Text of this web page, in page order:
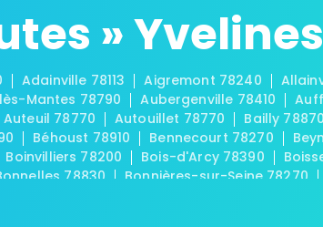
»
Adainville 78113 Aigremont 78240
Mantes 78790 Aubergenville 78410
Auteuil 78770 Autouillet 78770 Bailly 78870
Béhoust 78910 Bennecourt 78270
Boinvilliers 78200 Bois-d'Arcy 78390
78830 Bonnières-sur-Seine 78270